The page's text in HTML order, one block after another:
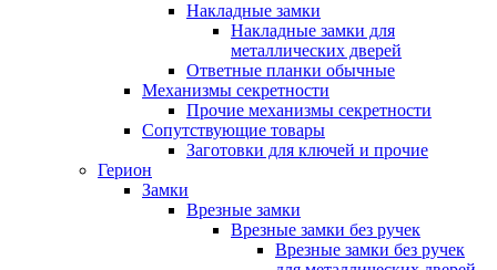
Накладные замки
Накладные замки для
металлических дверей
Ответные планки обычные
Механизмы секретности
Прочие механизмы секретности
Сопутствующие товары
Заготовки для ключей и прочие
Герион
Замки
Врезные замки
Врезные замки без ручек
Врезные замки без ручек